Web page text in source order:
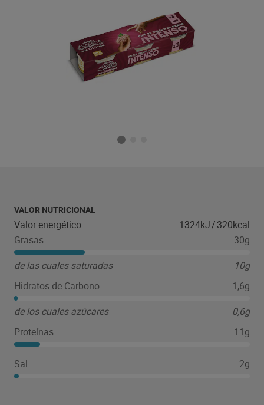
VALOR NUTRICIONAL
Valor energético 1324kJ/320kcal
Grasas
30g
de las cuales saturadas
10g
Hidratos de Carbono
1,6g
de los cuales azúcares
0,6g
Proteínas
11g
Sal 2g